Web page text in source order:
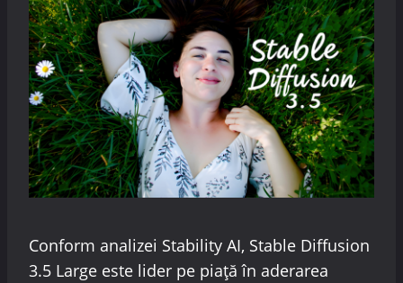
Conform analizei Stability AI, Stable Diffusion
3.5 Large este lider pe piață în aderarea